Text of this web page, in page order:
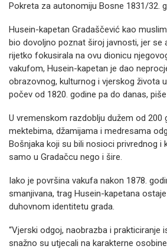
Pokreta za autonomiju Bosne 1831/32.
Husein-kapetan Gradaščević kao
bio dovoljno poznat široj javnosti, jer se
rijetko fokusirala na ovu dionicu
vakufom, Husein-kapetan je dao
obrazovnog, kulturnog i vjerskog života
počev od 1820. godine pa do danas, piše
U vremenskom razdoblju dužem od 200
mektebima, džamijama i medresama
Bošnjaka koji su bili nosioci privrednog i
samo u Gradačcu nego i šire.
Iako je površina vakufa nakon 1878.
smanjivana, trag Husein-kapetana
duhovnom identitetu grada.
“Vjerski odgoj, naobrazba i prakticiranje
snažno su utjecali na karakterne